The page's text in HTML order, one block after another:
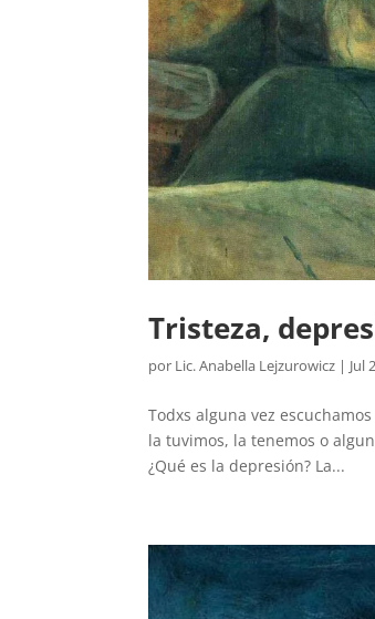
Tristeza,
por Lic. Anabella Lejzurowicz | Jul
Todxs alguna vez
la tuvimos, la tenemos o
¿Qué es la depresión? La...